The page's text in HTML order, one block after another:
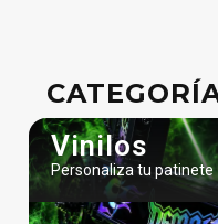
Vinilos
Personaliza tu patinete